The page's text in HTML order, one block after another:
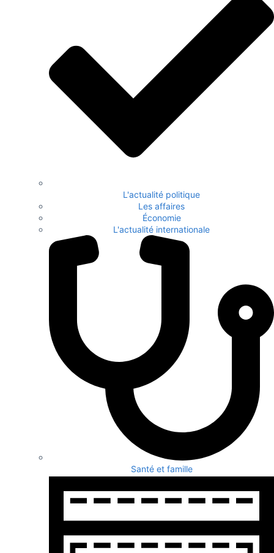
L'actualité politique
Les affaires
Économie
L'actualité internationale
Santé et famille